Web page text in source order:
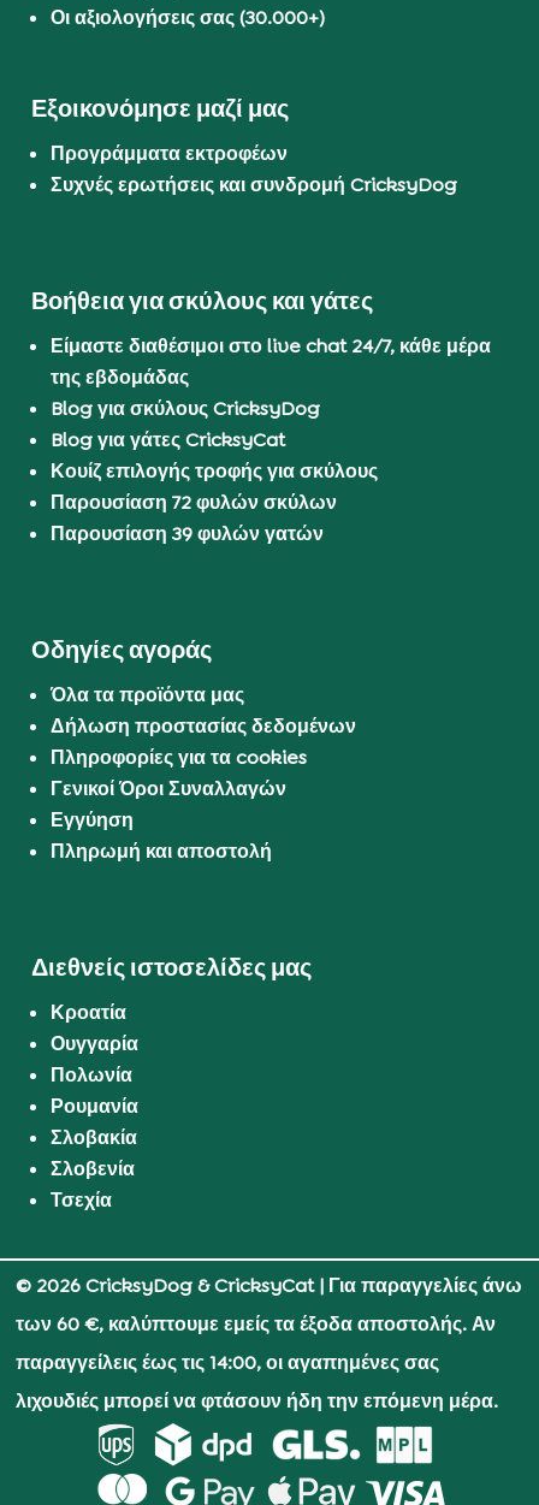
Οι αξιολογήσεις σας (30.000+)
Εξοικονόμησε μαζί μας
Προγράμματα εκτροφέων
Συχνές ερωτήσεις και συνδρομή CricksyDog
Βοήθεια για σκύλους και γάτες
Είμαστε διαθέσιμοι στο live chat 24/7, κάθε μέρα
της εβδομάδας
Blog για σκύλους CricksyDog
Blog για γάτες CricksyCat
Κουίζ επιλογής τροφής για σκύλους
Παρουσίαση 72 φυλών σκύλων
Παρουσίαση 39 φυλών γατών
Οδηγίες αγοράς
Όλα τα προϊόντα μας
Δήλωση προστασίας δεδομένων
Πληροφορίες για τα cookies
Γενικοί Όροι Συναλλαγών
Εγγύηση
Πληρωμή και αποστολή
Διεθνείς ιστοσελίδες μας
Κροατία
Ουγγαρία
Πολωνία
Ρουμανία
Σλοβακία
Σλοβενία
Τσεχία
© 2026 CricksyDog & CricksyCat| Για παραγγελίες άνω
των 60 €, καλύπτουμε εμείς τα έξοδα αποστολής. Αν
παραγγείλεις έως τις 14:00, οι αγαπημένες σας
λιχουδιές μπορεί να φτάσουν ήδη την επόμενη μέρα.